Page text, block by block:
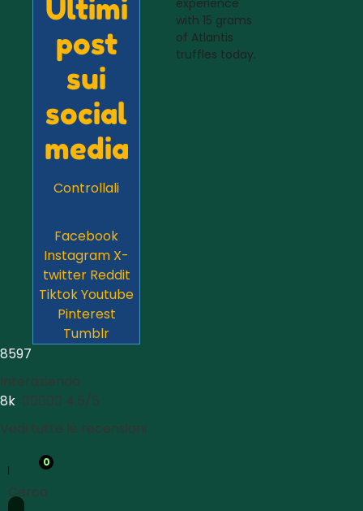
experience
with 15 grams
of Atlantis
truffles today.
Ultimi
post
sui
social
media
Controllali
Facebook
Instagram X-
twitter Reddit
TiktokYoutube
Pinterest
Tumblr
8597
Interazienda
8k  4.5/5
Vedi tutte le recensioni
0
Cerca